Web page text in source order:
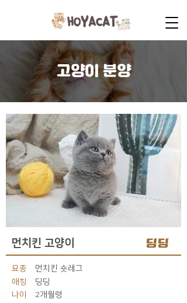
고양이 분양
먼치킨 고양이 딩딩
묘종
먼치킨 숏레그
애칭
딩딩
나이
2개월령